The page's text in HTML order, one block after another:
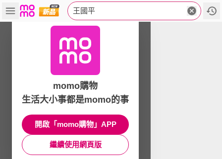
王國平
momo購物
生活大小事都是momo的事
開啟「momo購物」APP
繼續使用網頁版